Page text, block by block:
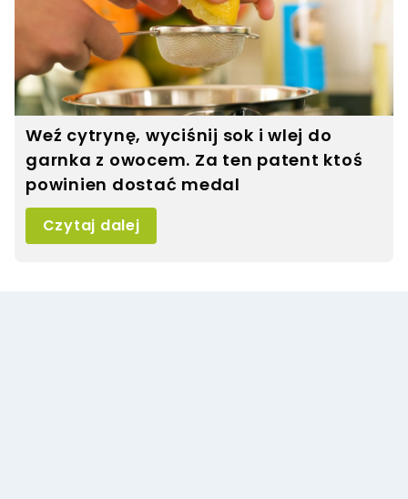
Weź cytrynę, wyciśnij sok i wlej do
garnka z owocem. Za ten patent ktoś
powinien dostać medal
Czytaj dalej